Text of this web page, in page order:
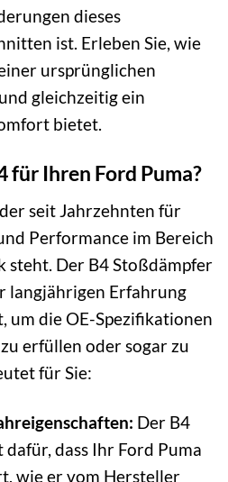
dieses
ist. Erleben Sie, wie
ursprünglichen
gleichzeitig ein
bietet.
für Ihren Ford Puma?
seit Jahrzehnten für
Performance im Bereich
steht. Der B4 Stoßdämpfer
langjährigen Erfahrung
um die OE-Spezifikationen
erfüllen oder sogar zu
für Sie:
Der B4
dass Ihr Ford Puma
wie er vom Hersteller